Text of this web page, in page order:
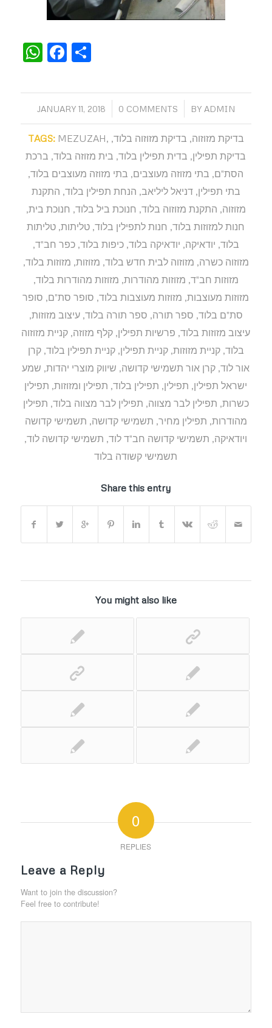
WhatsApp
Facebook
Share
JANUARY 11, 2018
/ 0 COMMENTS
/ BY ADMIN
TAGS: MEZUZAH, בדיקת מזוזוה, בדיקת מזוזוה בלוד,
בדיקת תפילין, בדית תפילין בלוד, בית מזוזה בלוד, ברכת
הסת"ם, בתי מזוזה מעוצבים, בתי מזוזה מעוצבים בלוד,
בתי תפילין,דניאל ליליאב, הנחת תפילין בלוד, התקנת
מזוזוה, התקנת מזוזוה בלוד, חנוכת ביל בלוד, חנוכת בית,
חנות למזוזות בלוד, חנות לתפילין בלוד, טליתות, טליתות
בלוד, יודאיקה, יודאיקה בלוד,כיפות בלוד,כפר חב"ד,
מזוזוה כשרה, מזוזוה לבית חדש בלוד, מזוזות, מזוזות בלוד,
מזוזות חב"ד, מזוזות מהודרות, מזוזות מהודרות בלוד,
מזוזות מעוצבות, מזוזות מעוצבות בלוד, סופר סת"ם, סופר
סת"ם בלוד, ספר תורה, ספר תורה בלוד,עיצוב מזוזות,
עיצוב מזוזות בלוד, פרשיות תפילין, קלף מזוזה, קניית מזוזוה
בלוד,קניית מזוזות,קניית תפילין,קניית תפילין בלוד,קרן
אור לוד, קרן אור תשמישי קדושה, שיווק מוצרי יהדות, שמע
ישראל תפילין, תפילין, תפילין בלוד, תפילין ומזוזות, תפילין
כשרות, תפילין לבר מצווה, תפילין לבר מצווה בלוד, תפילין
מהודרות, תפילין מחיר, תשמישי קדושה, תשמישי קדושה
ויודאיקה, תשמישי קדושה חב"ד לוד, תשמישי קדושה לוד,
תשמישי קשודה בלוד
Share this entry
You might also like
0
REPLIES
Leave a Reply
Want to join the discussion?
Feel free to contribute!